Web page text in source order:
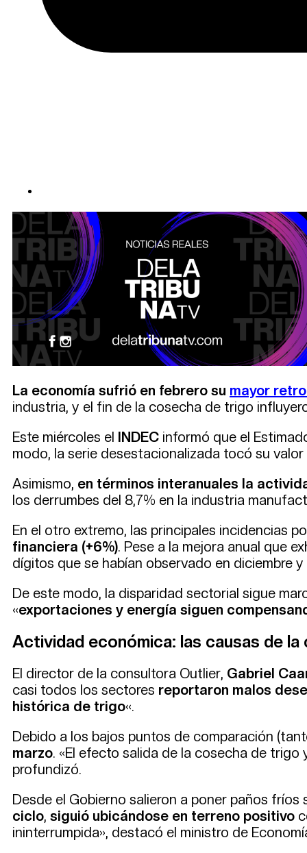
La economía sufrió en febrero su mayor
industria, y el fin de la cosecha de trigo
Este miércoles el INDEC informó que el
modo, la serie desestacionalizada tocó su
Asimismo, en términos interanuales la
los derrumbes del 8,7% en la industria
En el otro extremo, las principales incidencias
financiera (+6%). Pese a la mejora anual que
dígitos que se habían observado en diciembre y
De este modo, la disparidad sectorial sigue
«exportaciones y energía siguen
Actividad económica: las causas de
El director de la consultora Outlier, Gabriel
casi todos los sectores reportaron malos
histórica de trigo«.
Debido a los bajos puntos de comparación
marzo. «El efecto salida de la cosecha de
profundizó.
Desde el Gobierno salieron a poner paños
ciclo, siguió ubicándose en terreno positivo
ininterrumpida», destacó el ministro de